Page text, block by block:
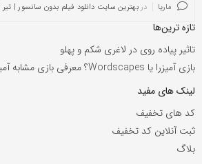
ماریا در بهترین سایت دانلود فیلم بدون سانسور | تیر 1405
تازه ترین‌ها
تاثیر پیاده روی در لاغری شکم و پهلو
بازی آمیزرا یا Wordscapes؟ معرفی بازی مشابه آمیرزا
لینک های مفید
کد های تخفیف
ثبت آنلاین کد تخفیف
بلاگ